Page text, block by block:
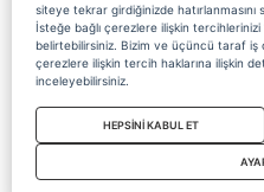
siteye tekrar girdiğinizde
İsteğe bağlı çerezlere ilişkin tercihlerinizi
belirtebilirsiniz. Bizim ve üçüncü taraf iş
çerezlere ilişkin tercih haklarına ilişkin
inceleyebilirsiniz.
HEPSİNİ KABUL ET